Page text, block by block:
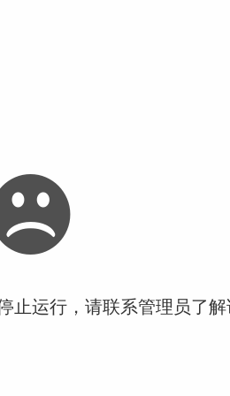
止运行，请联系管理员了